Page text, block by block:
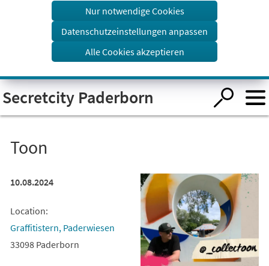
Visuelle
Assistenzsoftware
öffnen.
einem
Tab)
Nur notwendige Cookies
Datenschutzeinstellungen anpassen
Alle Cookies akzeptieren
Secretcity Paderborn
Toon
10.08.2024
Location:
Graffitistern, Paderwiesen
(Öffnet
33098 Paderborn